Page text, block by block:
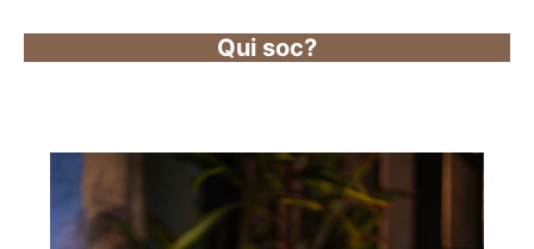
Qui soc?